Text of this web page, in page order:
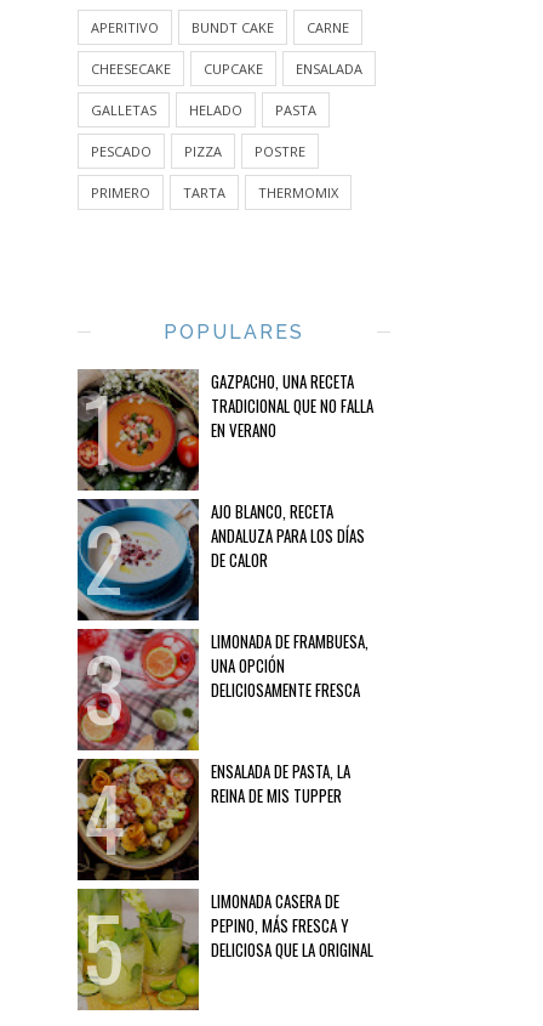
APERITIVO BUNDT CAKE CARNE
CHEESECAKE CUPCAKE ENSALADA
GALLETAS HELADO PASTA
PESCADO PIZZA POSTRE
PRIMERO TARTA THERMOMIX
POPULARES
GAZPACHO, UNA RECETA
TRADICIONAL QUE NO FALLA
EN VERANO
AJO BLANCO, RECETA
ANDALUZA PARA LOS DÍAS
DE CALOR
LIMONADA DE FRAMBUESA,
UNA OPCIÓN
DELICIOSAMENTE FRESCA
ENSALADA DE PASTA, LA
REINA DE MIS TUPPER
LIMONADA CASERA DE
PEPINO, MÁS FRESCA Y
DELICIOSA QUE LA ORIGINAL